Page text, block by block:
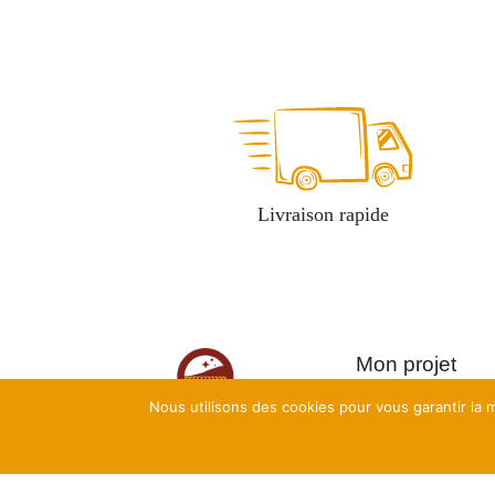
Livraison rapide
Mon projet
Calculatrices de
Nous utilisons des cookies pour vous garantir